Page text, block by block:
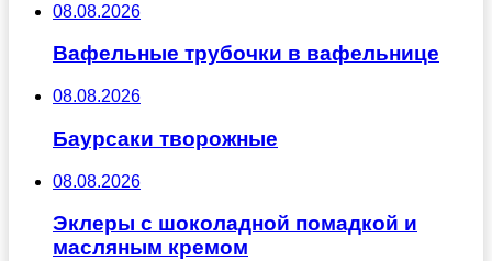
08.08.2026
Вафельные трубочки в вафельнице
08.08.2026
Баурсаки творожные
08.08.2026
Эклеры с шоколадной помадкой и
масляным кремом